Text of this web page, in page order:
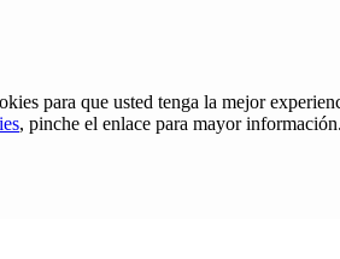
para que usted tenga la mejor
, pinche el enlace para mayor información.